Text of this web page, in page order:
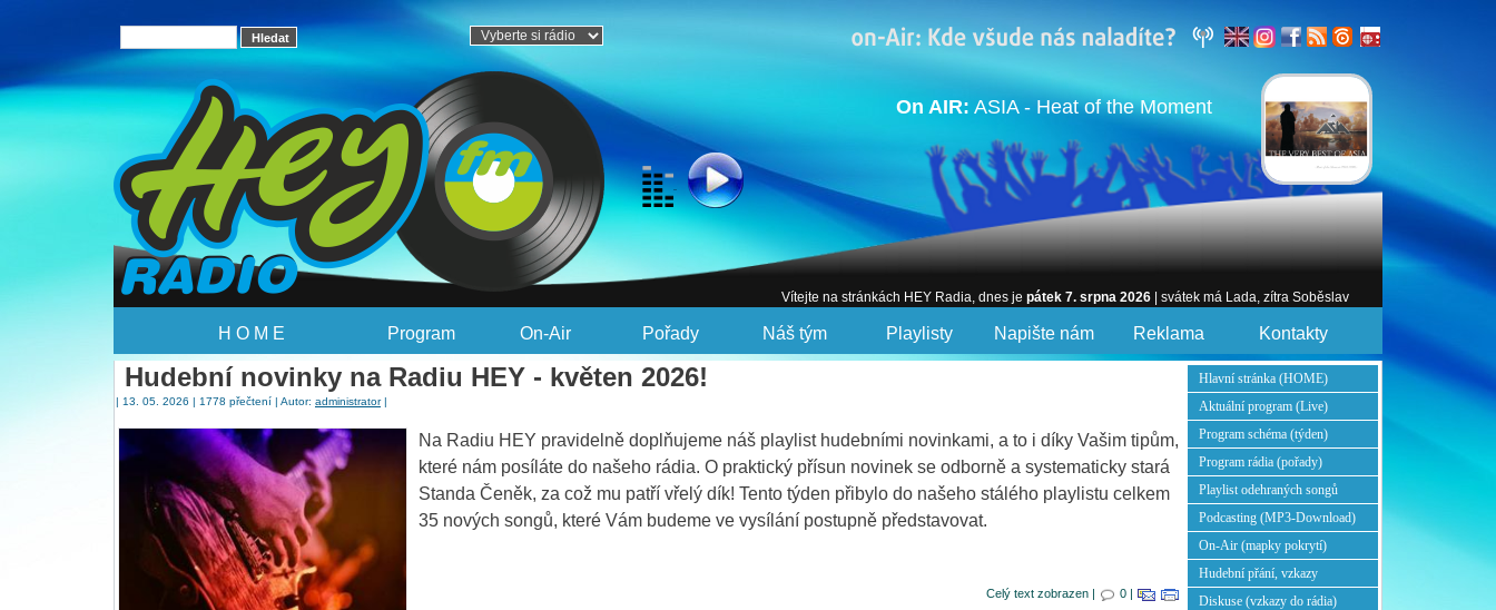
On AIR: ASIA - Heat of the Moment
Vítejte na stránkách HEY Radia, dnes je pátek 7. srpna 2026 | svátek má Lada, zítra Soběslav
H O M E Program On-Air Pořady Náš tým Playlisty Napište nám Reklama Kontakty
Hudební novinky na Radiu HEY - květen 2026!
| 13. 05. 2026 | 1778 přečtení | Autor: administrator|
Na Radiu HEY pravidelně doplňujeme náš playlist hudebními novinkami, a to i díky Vašim tipům,
které nám posíláte do našeho rádia. O praktický přísun novinek se odborně a systematicky stará
Standa Čeněk, za což mu patří vřelý dík! Tento týden přibylo do našeho stálého playlistu celkem
35 nových songů, které Vám budeme ve vysílání postupně představovat.
Celý text zobrazen | 0 |
Hlavní stránka (HOME)
Aktuální program (Live)
Program schéma (týden)
Program rádia (pořady)
Playlist odehraných songů
Podcasting (MP3-Download)
On-Air (mapky pokrytí)
Hudební přání, vzkazy
Diskuse (vzkazy do rádia)